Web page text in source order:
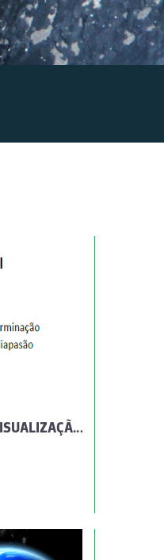
PROTOCOLO LABORATORIAL- VISUALIZAÇÃO DE ONDAS SONORAS E DETERMINAÇÃO DO PERÍODO E DA FREQUÊNCIA DE UM DIAPASÃO